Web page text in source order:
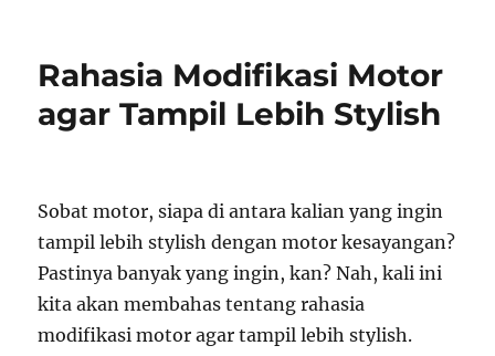
Rahasia Modifikasi Motor
agar Tampil Lebih Stylish
Sobat motor, siapa di antara kalian yang ingin
tampil lebih stylish dengan motor kesayangan?
Pastinya banyak yang ingin, kan? Nah, kali ini
kita akan membahas tentang rahasia
modifikasi motor agar tampil lebih stylish.